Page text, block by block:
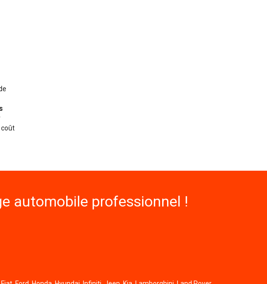
coût
automobile professionnel !